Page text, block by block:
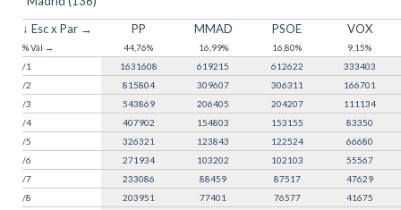
↓ Esc x Par →
% Vál →
PP
44,76%
MMAD
16,99%
PSOE
16,80%
VOX
9,15%
/1
1631608 619215 612622
333403
/2
815804 309607 306311
166701
/3
543869 206405 204207
111134
/4
407902 154803 153155
83350
/5
326321 123843 122524
66680
/6
271934 103202 102103
55567
/7
233086 88459 87517
47629
/8
203951 77401 76577
41675